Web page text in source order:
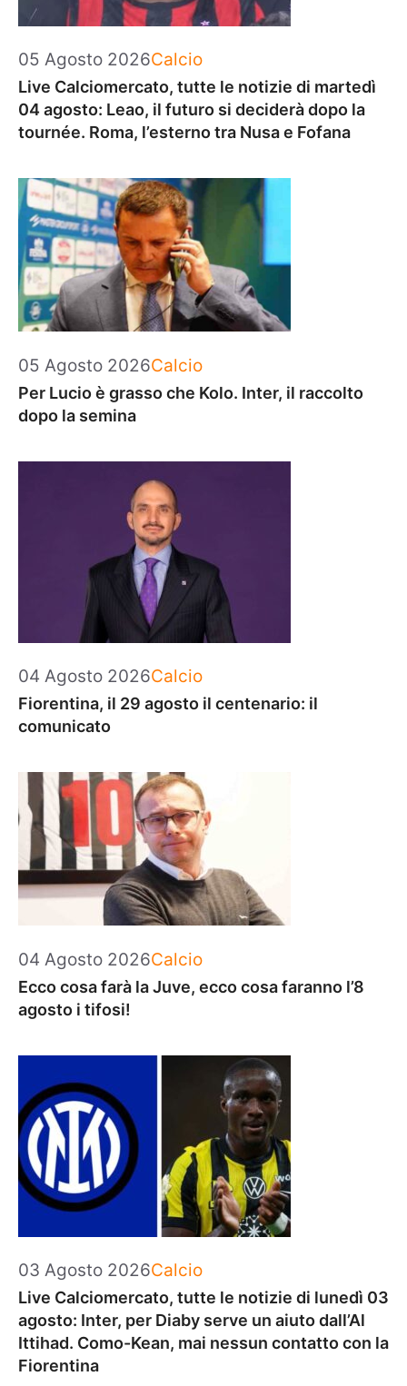
05 Agosto 2026Categorie
Calcio
Live Calciomercato, tutte le notizie di martedì
04 agosto: Leao, il futuro si deciderà dopo la
tournée. Roma, l’esterno tra Nusa e Fofana
05 Agosto 2026Categorie
Calcio
Per Lucio è grasso che Kolo. Inter, il raccolto
dopo la semina
04 Agosto 2026Categorie
Calcio
Fiorentina, il 29 agosto il centenario: il
comunicato
04 Agosto 2026Categorie
Calcio
Ecco cosa farà la Juve, ecco cosa faranno l’8
agosto i tifosi!
03 Agosto 2026Categorie
Calcio
Live Calciomercato, tutte le notizie di lunedì 03
agosto: Inter, per Diaby serve un aiuto dall’Al
Ittihad. Como-Kean, mai nessun contatto con la
Fiorentina